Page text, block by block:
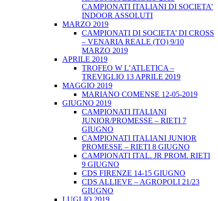
CAMPIONATI ITALIANI DI SOCIETA’
INDOOR ASSOLUTI
MARZO 2019
CAMPIONATI DI SOCIETA’ DI CROSS
– VENARIA REALE (TO) 9/10
MARZO 2019
APRILE 2019
TROFEO W L’ATLETICA –
TREVIGLIO 13 APRILE 2019
MAGGIO 2019
MARIANO COMENSE 12-05-2019
GIUGNO 2019
CAMPIONATI ITALIANI
JUNIOR/PROMESSE – RIETI 7
GIUGNO
CAMPIONATI ITALIANI JUNIOR
PROMESSE – RIETI 8 GIUGNO
CAMPIONATI ITAL. JR PROM. RIETI
9 GIUGNO
CDS FIRENZE 14-15 GIUGNO
CDS ALLIEVE – AGROPOLI 21/23
GIUGNO
LUGLIO 2019